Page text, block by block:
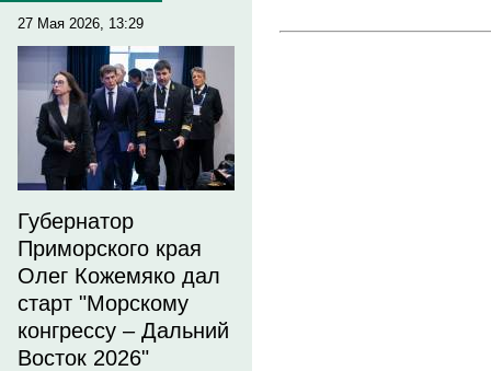
27 Мая 2026, 13:29
Губернатор
Приморского края
Олег Кожемяко дал
старт "Морскому
конгрессу – Дальний
Восток 2026"